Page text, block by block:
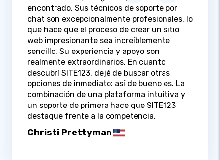
encontrado. Sus técnicos de soporte por
chat son excepcionalmente profesionales, lo
que hace que el proceso de crear un sitio
web impresionante sea increíblemente
sencillo. Su experiencia y apoyo son
realmente extraordinarios. En cuanto
descubrí SITE123, dejé de buscar otras
opciones de inmediato: así de bueno es. La
combinación de una plataforma intuitiva y
un soporte de primera hace que SITE123
destaque frente a la competencia.
Christi Prettyman